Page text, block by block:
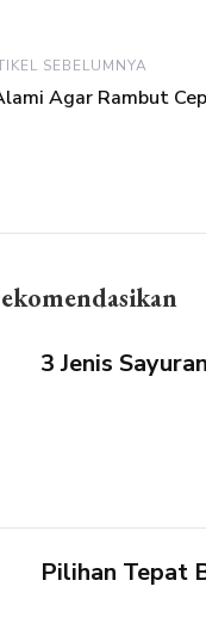
SEBELUMNYA
Agar Rambut
3 Jenis
Pilihan Tepat